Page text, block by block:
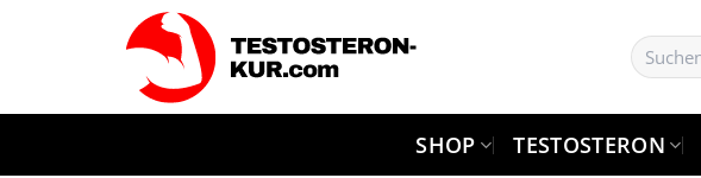
Suchen
nach:
SHOP TESTOSTERON